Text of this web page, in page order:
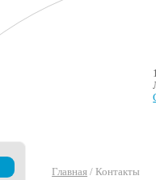
Главная / Контакты